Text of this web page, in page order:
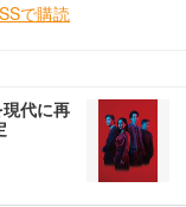
で購読
代に再